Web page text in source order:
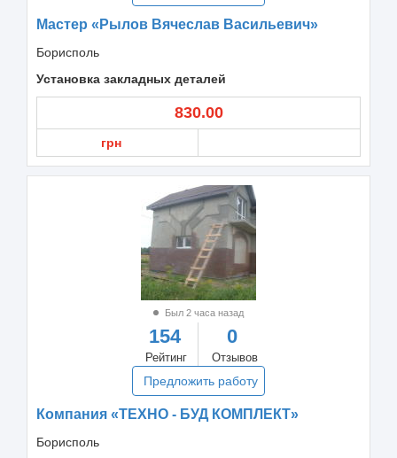
Мастер «Рылов Вячеслав Васильевич»
Борисполь
Установка закладных деталей
830.00
грн
Был 2 часа назад
154
Рейтинг
0
Отзывов
Предложить работу
Компания «ТЕХНО - БУД КОМПЛЕКТ»
Борисполь